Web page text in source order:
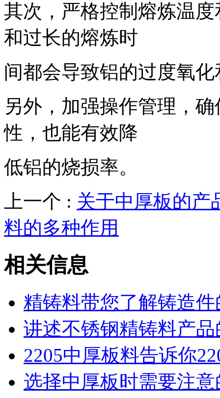
其次，严格控制熔炼温
和过长的熔炼时
间都会导致铝的过度氧
另外，加强操作管理，
性，也能有效降
低铝的烧损率。
上一个 : 关于中厚板的产
料的多种作用
相关信息
精铸料带您了解铸造
讲述不锈钢精铸料产
2205中厚板料告诉你
选择中厚板时需要注